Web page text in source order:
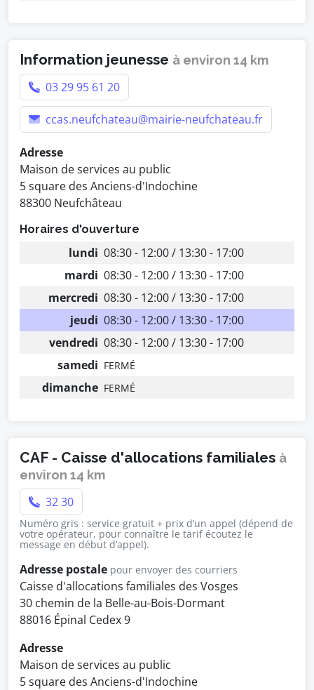
Information jeunesse à environ 14 km
03 29 95 61 20
ccas.neufchateau@mairie-neufchateau.fr
Adresse
Maison de services au public
5 square des Anciens-d'Indochine
88300 Neufchâteau
Horaires d'ouverture
lundi 08:30 - 12:00 / 13:30 - 17:00
mardi 08:30 - 12:00 / 13:30 - 17:00
mercredi 08:30 - 12:00 / 13:30 - 17:00
jeudi 08:30 - 12:00 / 13:30 - 17:00
vendredi 08:30 - 12:00 / 13:30 - 17:00
samedi FERMÉ
dimanche FERMÉ
CAF - Caisse d'allocations familiales à
environ 14 km
32 30
Numéro gris : service gratuit + prix d’un appel (dépend de
votre opérateur, pour connaître le tarif écoutez le
message en début d’appel).
Adresse postale pour envoyer des courriers
Caisse d'allocations familiales des Vosges
30 chemin de la Belle-au-Bois-Dormant
88016 Épinal Cedex 9
Adresse
Maison de services au public
5 square des Anciens-d'Indochine